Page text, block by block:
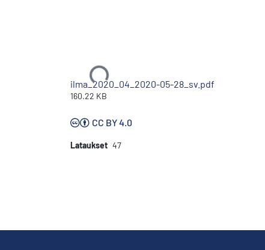
Ladataan...
ilma_2020_04_2020-05-28_sv.pdf
160.22 KB
CC BY 4.0
Lataukset 47